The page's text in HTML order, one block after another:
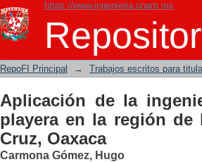
https://www.ingenieria.unam.mx
Aplicación de la
bahía de La Ventosa en
RepoFI Principal → Trabajos escritos para
Aplicación de la
playera en la región de
Cruz, Oaxaca
Carmona Gómez, Hugo